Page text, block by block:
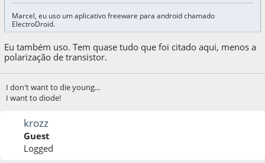
Marcel, eu uso um aplicativo freeware para android chamado
ElectroDroid.
Eu também uso. Tem quase tudo que foi citado aqui, menos a
polarização de transistor.
I don't want to die young...
I want to diode!
krozz
Guest
Logged